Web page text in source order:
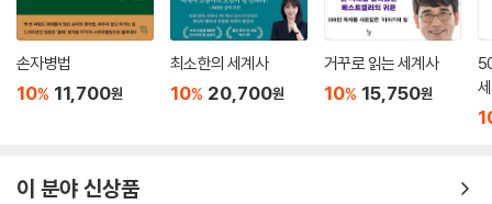
손자병법
10% 11,700원
최소한의 세계사
10% 20,700원
거꾸로 읽는 세계사
10% 15,750원
이 분야 신상품